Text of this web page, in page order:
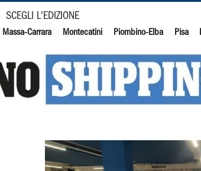
SCEGLI L'EDIZIONE
Massa-Carrara Montecatini Piombino-Elba Pisa